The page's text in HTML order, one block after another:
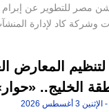
مصر للتطوير عن
وشركة كاد لإدارة
لتنظيم المعارض
الخليج..